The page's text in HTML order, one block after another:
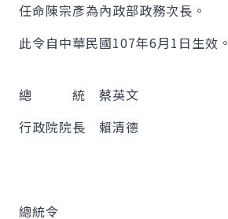
任命陳宗彥為內政部政務次長。
此令自中華民國107年6月1日生效。
總 統 蔡英文
行政院院長 賴清德
總統令